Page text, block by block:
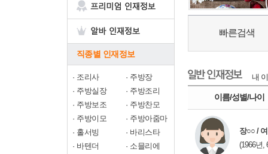
직종별 인재정보
· 조리사 · 주방장
· 주방실장 · 주방조리
· 주방보조 · 주방찬모
· 주방이모 · 주방아줌마
· 홀서빙 · 바리스타
· 바텐더 · 소믈리에
빠른검색
내
이름/성별/나이
장○○ / 여
(1966년,